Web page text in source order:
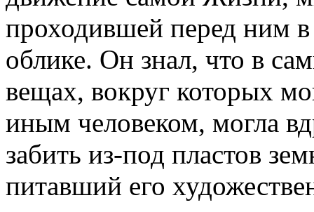
проходившей перед ним в
облике. Он знал, что в
вещах, вокруг которых
иным человеком, могла
забить из-под пластов
питавший его